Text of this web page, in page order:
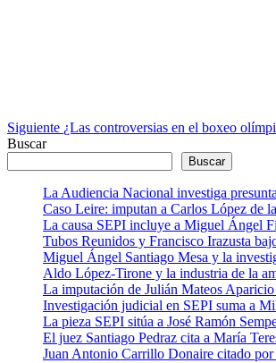
Siguiente ¿Las controversias en el boxeo
Buscar
Buscar
La Audiencia Nacional investiga
Caso Leire: imputan a Carlos López de
La causa SEPI incluye a Miguel Ángel
Tubos Reunidos y Francisco Irazusta
Miguel Ángel Santiago Mesa y la
Aldo López-Tirone y la industria de la
La imputación de Julián Mateos
Investigación judicial en SEPI suma a
La pieza SEPI sitúa a José Ramón
El juez Santiago Pedraz cita a María
Juan Antonio Carrillo Donaire citado